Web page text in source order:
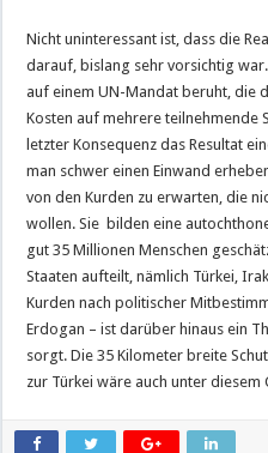
Nicht uninteressant ist, dass die
darauf, bislang sehr vorsichtig
auf einem UN-Mandat beruht, die
Kosten auf mehrere teilnehmende
letzter Konsequenz das Resultat
man schwer einen Einwand
von den Kurden zu erwarten, die
wollen. Sie bilden eine
gut 35 Millionen Menschen
Staaten aufteilt, nämlich Türkei,
Kurden nach politischer
Erdogan – ist darüber hinaus ein
sorgt. Die 35 Kilometer breite
zur Türkei wäre auch unter